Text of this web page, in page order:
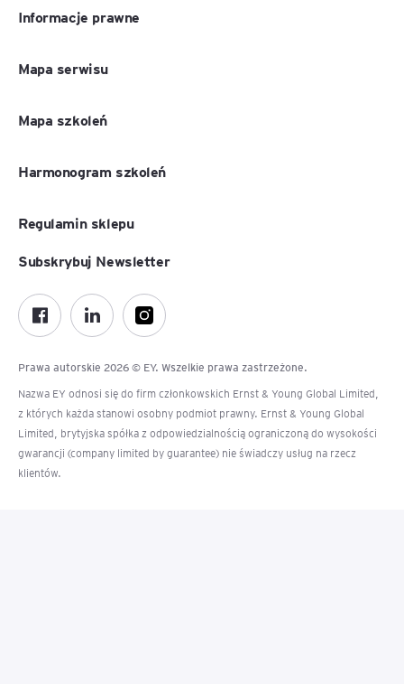
Informacje prawne
Mapa serwisu
Mapa szkoleń
Harmonogram szkoleń
Regulamin sklepu
Prawa autorskie 2026 © EY. Wszelkie prawa zastrzeżone.
Nazwa EY odnosi się do firm członkowskich Ernst & Young Global Limited,
z których każda stanowi osobny podmiot prawny. Ernst & Young Global
Limited, brytyjska spółka z odpowiedzialnością ograniczoną do wysokości
gwarancji (company limited by guarantee) nie świadczy usług na rzecz
klientów.
Subskrybuj Newsletter